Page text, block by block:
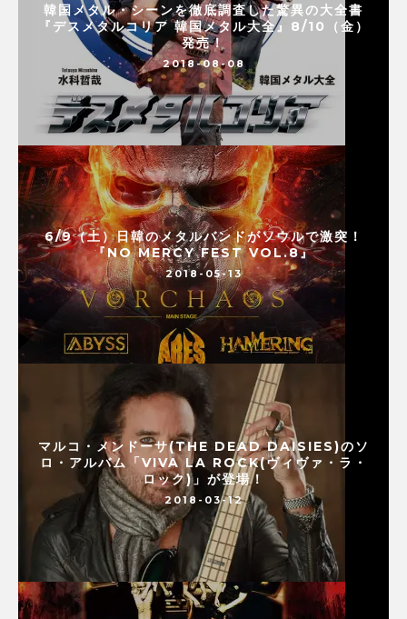
韓国メタル・シーンを徹底調査した驚異の大全書
『デスメタルコリア 韓国メタル大全』8/10（金）
発売！
2018-08-08
6/9（土）日韓のメタルバンドがソウルで激突！
『NO MERCY FEST VOL.8』
2018-05-13
マルコ・メンドーサ(THE DEAD DAISIES)のソ
ロ・アルバム「VIVA LA ROCK(ヴィヴァ・ラ・
ロック)」が登場！
2018-03-12